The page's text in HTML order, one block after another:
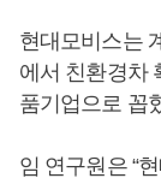
현대모비스는
에서 친환경차
품기업으로 꼽
임 연구원은 “